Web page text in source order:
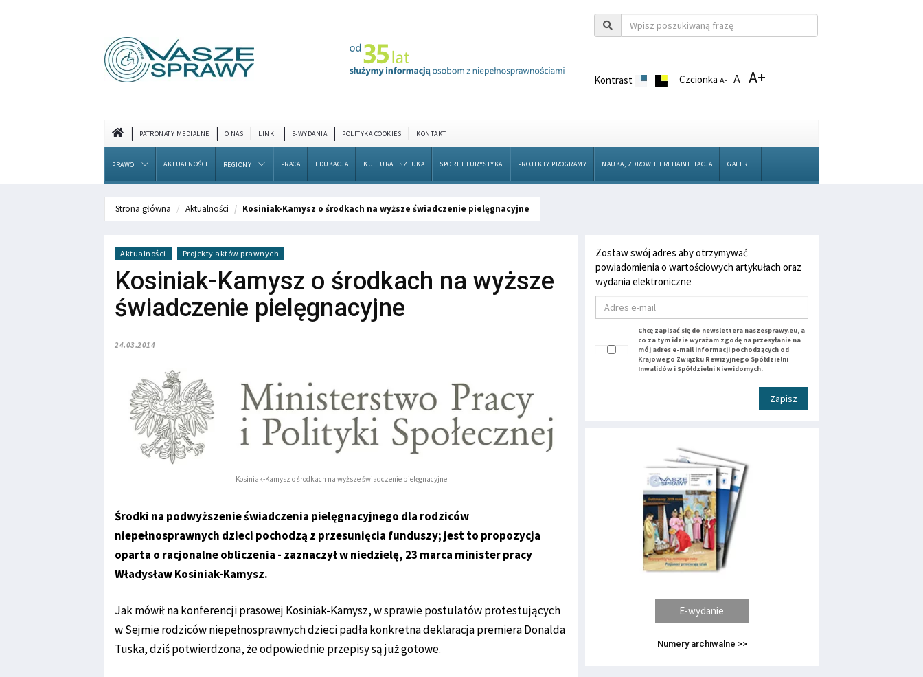
Kontrast CzcionkaA- A A+
PATRONATY MEDIALNE O NAS LINKI E-WYDANIA POLITYKA COOKIES KONTAKT
PRAWO AKTUALNOŚCI REGIONY PRACA EDUKACJA KULTURA I SZTUKA SPORT I TURYSTYKA PROJEKTY PROGRAMY NAUKA, ZDROWIE I REHABILITACJA GALERIE
Strona główna Aktualności Kosiniak-Kamysz o środkach na wyższe świadczenie pielęgnacyjne
Aktualności Projekty aktów prawnych
Kosiniak-Kamysz o środkach na wyższe
świadczenie pielęgnacyjne
24.03.2014
Kosiniak-Kamysz o środkach na wyższe świadczenie pielęgnacyjne
Środki na podwyższenie świadczenia pielęgnacyjnego dla rodziców
niepełnosprawnych dzieci pochodzą z przesunięcia funduszy; jest to propozycja
oparta o racjonalne obliczenia - zaznaczył w niedzielę, 23 marca minister pracy
Władysław Kosiniak-Kamysz.
Jak mówił na konferencji prasowej Kosiniak-Kamysz, w sprawie postulatów protestujących
w Sejmie rodziców niepełnosprawnych dzieci padła konkretna deklaracja premiera Donalda
Tuska, dziś potwierdzona, że odpowiednie przepisy są już gotowe.
Zostaw swój adres aby otrzymywać
powiadomienia o wartościowych artykułach oraz
wydania elektroniczne
Chcę zapisać się do newslettera naszesprawy.eu, a
co za tym idzie wyrażam zgodę na przesyłanie na
mój adres e-mail informacji pochodzących od
Krajowego Związku Rewizyjnego Spółdzielni
Inwalidów i Spółdzielni Niewidomych.
Zapisz
E-wydanie
Numery archiwalne >>